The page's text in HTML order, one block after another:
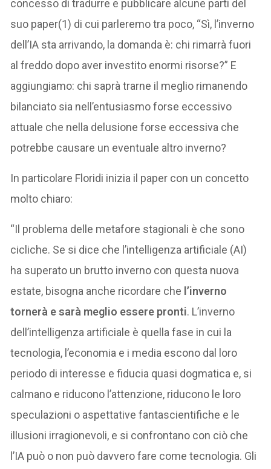
concesso di tradurre e pubblicare alcune parti del
suo paper(1) di cui parleremo tra poco, “Sì, l’inverno
dell’IA sta arrivando, la domanda è: chi rimarrà fuori
al freddo dopo aver investito enormi risorse?” E
aggiungiamo: chi saprà trarne il meglio rimanendo
bilanciato sia nell’entusiasmo forse eccessivo
attuale che nella delusione forse eccessiva che
potrebbe causare un eventuale altro inverno?
In particolare Floridi inizia il paper con un concetto
molto chiaro:
“Il problema delle metafore stagionali è che sono
cicliche. Se si dice che l’intelligenza artificiale (AI)
ha superato un brutto inverno con questa nuova
estate, bisogna anche ricordare che l’inverno
tornerà e sarà meglio essere pronti. L’inverno
dell’intelligenza artificiale è quella fase in cui la
tecnologia, l’economia e i media escono dal loro
periodo di interesse e fiducia quasi dogmatica e, si
calmano e riducono l’attenzione, riducono le loro
speculazioni o aspettative fantascientifiche e le
illusioni irragionevoli, e si confrontano con ciò che
l’IA può o non può davvero fare come tecnologia. Gli